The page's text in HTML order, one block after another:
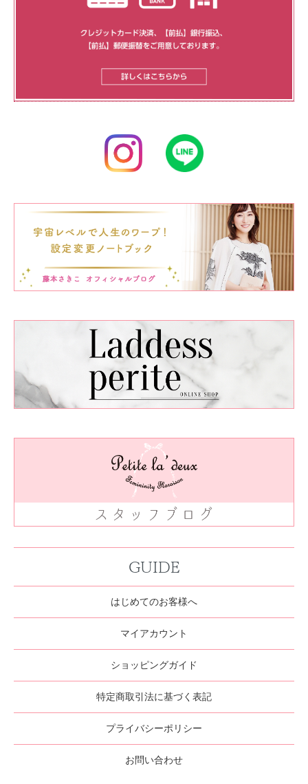
GUIDE
はじめてのお客様へ
マイアカウント
ショッピングガイド
特定商取引法に基づく表記
プライバシーポリシー
お問い合わせ